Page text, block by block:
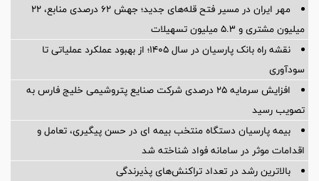
مهر ایران در مسیر فتح قله‌های جدید؛ جهش ۶۲ درصدی منابع، ۲۲
میلیون مشتری و ۵.۳ میلیون تسهیلات
نقشه راه بانک پارسیان در سال ۱۴۰۵؛ از بهبود عملکرد عملیاتی تا
سودآوری
افزایش سرمایه ۲۵ درصدی شرکت صنایع پتروشیمی خلیج فارس به
تصویب رسید
بیمه پارسیان دستگاه منتخب بیمه ای در حسن پیگیری، تعامل و
اقدامات موثر در سامانه فواد شناخته شد
بالاترین رشد در تعداد تراکنش‌های پذیرندگی